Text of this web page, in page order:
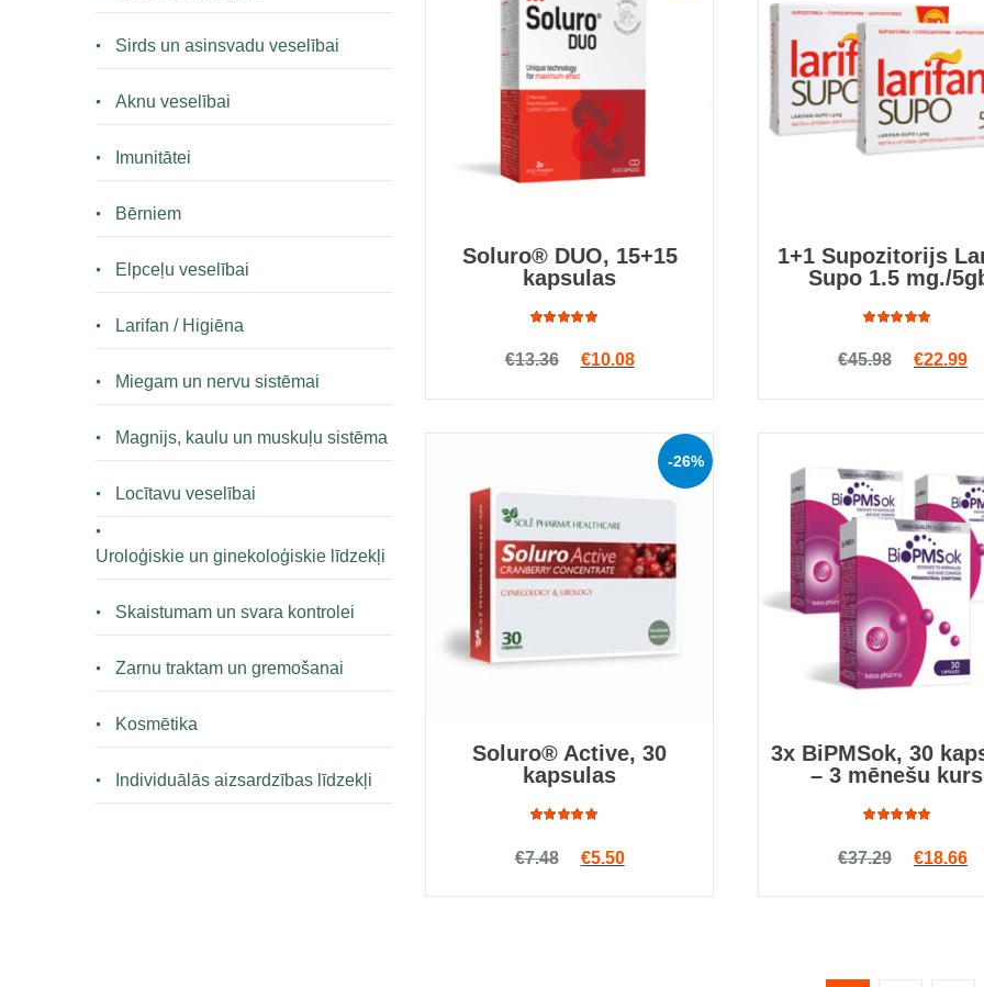
Soluro® DUO, 15+15
kapsulas
4.84
out
€13.36 Original price was: €13.36.
€10.08Current price is: €10.08.
1+1 Supozitorijs
Supo 1.5 mg./
4.87
out
€45.98 Original
€22.99
-26%
Soluro® Active, 30
kapsulas
4.70
out
€7.48 Original price was: €7.48.
€5.50Current price is: €5.50.
3x BiPMSok, 30
– 3 mēnešu
4.97
out
€37.29 Original
€18.66
Sirds un asinsvadu veselībai
Aknu veselībai
Imunitātei
Bērniem
Elpceļu veselībai
Larifan / Higiēna
Miegam un nervu sistēmai
Magnijs, kaulu un muskuļu sistēma
Locītavu veselībai
Uroloģiskie un ginekoloģiskie līdzekļi
Skaistumam un svara kontrolei
Zarnu traktam un gremošanai
Kosmētika
Individuālās aizsardzības līdzekļi